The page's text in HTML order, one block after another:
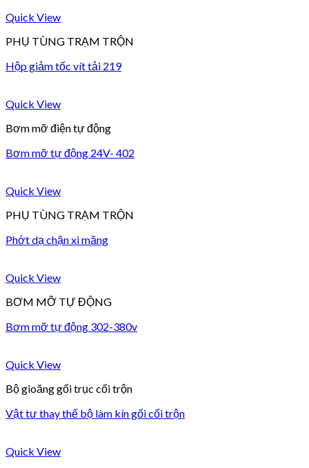
Quick View
PHỤ TÙNG TRẠM TRỘN
Hộp giảm tốc vít tải 219
Quick View
Bơm mỡ điện tự động
Bơm mỡ tự động 24V- 402
Quick View
PHỤ TÙNG TRẠM TRỘN
Phớt dạ chặn xi măng
Quick View
BƠM MỠ TỰ ĐỘNG
Bơm mỡ tự động 302-380v
Quick View
Bộ gioăng gối trục cối trộn
Vật tư thay thế bộ làm kín gối cối trộn
Quick View